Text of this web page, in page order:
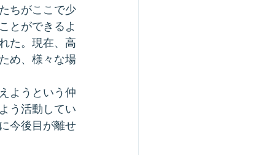
ちがここで少
とができるよ
た。現在、高
め、様々な場
ようという仲
う活動してい
今後目が離せ